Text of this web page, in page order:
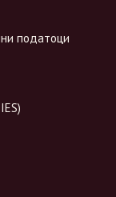
податоци